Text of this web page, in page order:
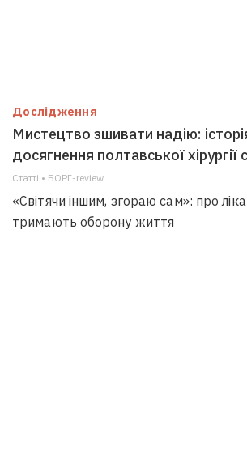
Дослідження
Мистецтво зшивати надію:
досягнення полтавської хірургії
Статті • БОРГ-review
«Світячи іншим, згораю сам»: про
тримають оборону життя